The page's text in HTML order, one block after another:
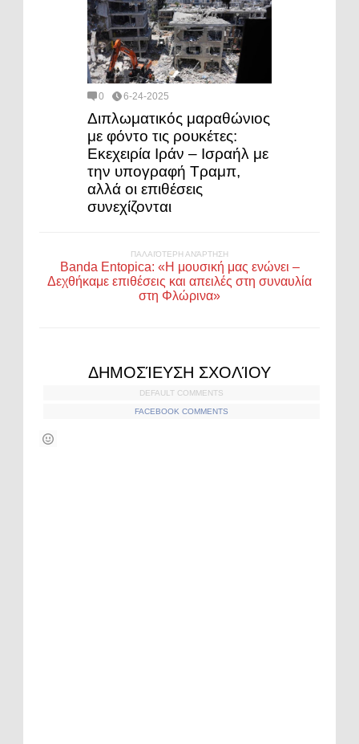
0 6-24-2025
Διπλωματικός μαραθώνιος
με φόντο τις ρουκέτες:
Εκεχειρία Ιράν – Ισραήλ με
την υπογραφή Τραμπ,
αλλά οι επιθέσεις
συνεχίζονται
ΠΑΛΑΙΌΤΕΡΗ ΑΝΆΡΤΗΣΗ
Banda Entopica: «Η μουσική μας ενώνει –
Δεχθήκαμε επιθέσεις και απειλές στη συναυλία
στη Φλώρινα»
ΔΗΜΟΣΊΕΥΣΗ ΣΧΟΛΊΟΥ
DEFAULT COMMENTS
FACEBOOK COMMENTS